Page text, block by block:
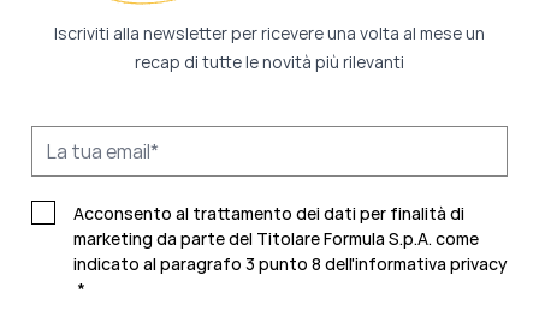
Iscriviti alla newsletter per ricevere una volta al mese un
recap di tutte le novità più rilevanti
Acconsento al trattamento dei dati per finalità di
marketing da parte del Titolare Formula S.p.A. come
indicato al paragrafo 3 punto 8 dell'informativa privacy
*